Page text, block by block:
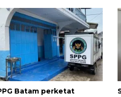
Batam perketat